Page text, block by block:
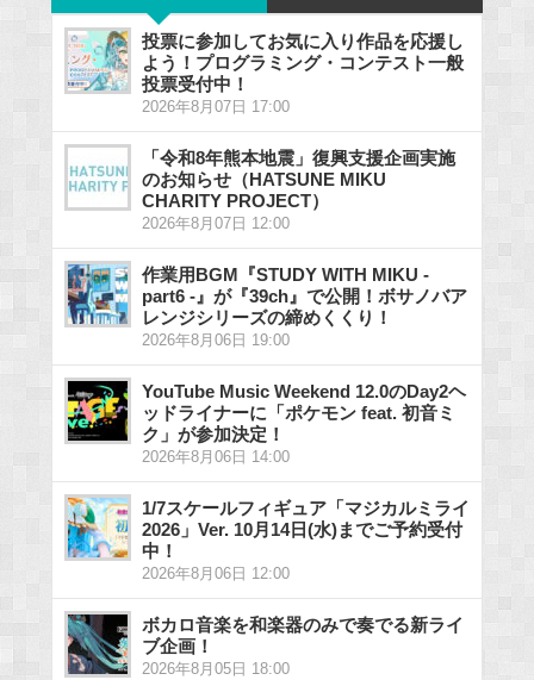
投票に参加してお気に入り作品を応援し
よう！プログラミング・コンテスト一般
投票受付中！
2026年8月07日 17:00
「令和8年熊本地震」復興支援企画実施
のお知らせ（HATSUNE MIKU
CHARITY PROJECT）
2026年8月07日 12:00
作業用BGM『STUDY WITH MIKU -
part6 -』が『39ch』で公開！ボサノバア
レンジシリーズの締めくくり！
2026年8月06日 19:00
YouTube Music Weekend 12.0のDay2ヘ
ッドライナーに「ポケモン feat. 初音ミ
ク」が参加決定！
2026年8月06日 14:00
1/7スケールフィギュア「マジカルミライ
2026」Ver. 10月14日(水)までご予約受付
中！
2026年8月06日 12:00
ボカロ音楽を和楽器のみで奏でる新ライ
ブ企画！
2026年8月05日 18:00